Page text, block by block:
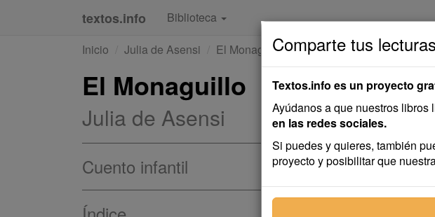
textos.info Biblioteca
Inicio
Julia de Asensi El Monaguillo
El Monaguillo
Julia de Asensi
Cuento infantil
Comparte tus lecturas
Textos.info es un proyecto
Ayúdanos a que nuestros libros
en las redes sociales.
Si puedes y quieres, también
proyecto y posibilitar que